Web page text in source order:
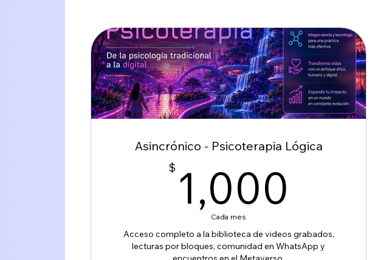
Asincrónico - Psicoterapia Lógica
$ 1,000
Cada mes
Acceso completo a la biblioteca de videos grabados,
lecturas por bloques, comunidad en WhatsApp y